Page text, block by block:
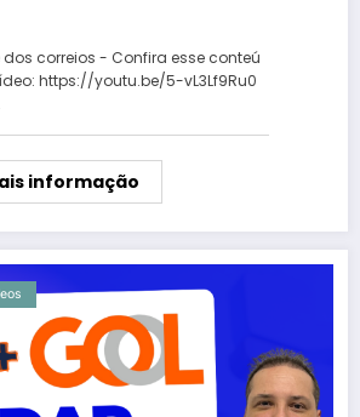
dos correios - Confira esse conteú
https://youtu.be/5-vL3Lf9Ru0
informação